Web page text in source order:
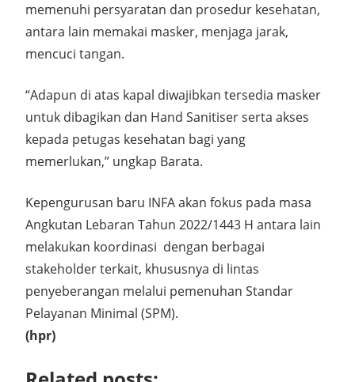
memenuhi persyaratan dan prosedur kesehatan,
antara lain memakai masker, menjaga jarak,
mencuci tangan.
“Adapun di atas kapal diwajibkan tersedia masker
untuk dibagikan dan Hand Sanitiser serta akses
kepada petugas kesehatan bagi yang
memerlukan,” ungkap Barata.
Kepengurusan baru INFA akan fokus pada masa
Angkutan Lebaran Tahun 2022/1443 H antara lain
melakukan koordinasi dengan berbagai
stakeholder terkait, khususnya di lintas
penyeberangan melalui pemenuhan Standar
Pelayanan Minimal (SPM).
(hpr)